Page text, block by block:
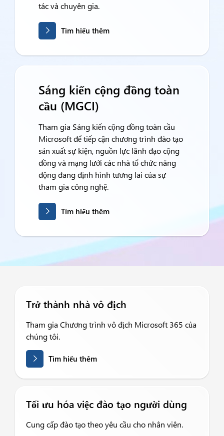
tác và chuyên gia.
Tìm hiểu thêm
Sáng kiến cộng đồng toàn
cầu (MGCI)
Tham gia Sáng kiến cộng đồng toàn cầu
Microsoft để tiếp cận chương trình đào tạo
sản xuất sự kiện, nguồn lực lãnh đạo cộng
đồng và mạng lưới các nhà tổ chức năng
động đang định hình tương lai của sự
tham gia công nghệ.
Tìm hiểu thêm
Trở thành nhà vô địch
Tham gia Chương trình vô địch Microsoft 365 của
chúng tôi.
Tìm hiểu thêm
Tối ưu hóa việc đào tạo người dùng
Cung cấp đào tạo theo yêu cầu cho nhân viên.